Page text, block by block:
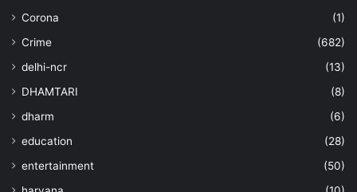
Corona
(1)
Crime
(682)
delhi-ncr
(13)
DHAMTARI
(8)
dharm
(6)
education
(28)
entertainment
(50)